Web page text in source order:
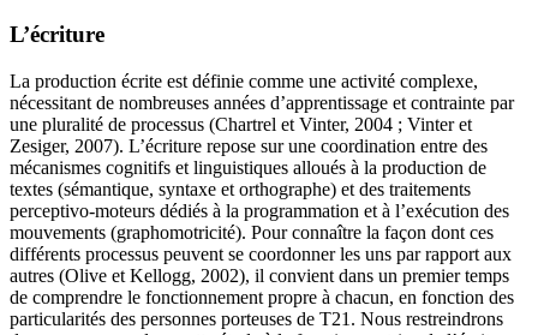
L’écriture
La production écrite est définie comme une activité complexe,
nécessitant de nombreuses années d’apprentissage et contrainte par
une pluralité de processus (Chartrel et Vinter, 2004 ; Vinter et
Zesiger, 2007). L’écriture repose sur une coordination entre des
mécanismes cognitifs et linguistiques alloués à la production de
textes (sémantique, syntaxe et orthographe) et des traitements
perceptivo-moteurs dédiés à la programmation et à l’exécution des
mouvements (graphomotricité). Pour connaître la façon dont ces
différents processus peuvent se coordonner les uns par rapport aux
autres (Olive et Kellogg, 2002), il convient dans un premier temps
de comprendre le fonctionnement propre à chacun, en fonction des
particularités des personnes porteuses de T21. Nous restreindrons